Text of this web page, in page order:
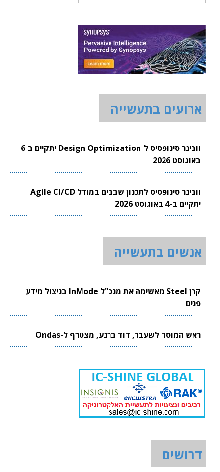
ארועים בתעשייה
וובינר סינופסיס ל-Design Optimization יתקיים ב-6
באוגוסט 2026
וובינר סינופסיס לתכנון שבבים במודל Agile CI/CD
יתקיים ב-4 באוגוסט 2026
אנשים בתעשייה
קרן Steel מאשימה את מנכ"ל InMode בניצול מידע
פנים
ראש המוסד לשעבר, דוד ברנע, מצטרף ל-Ondas
דרושים